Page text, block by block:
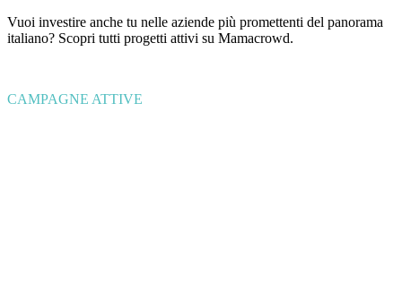
Vuoi investire anche tu nelle aziende più promettenti del panorama
italiano? Scopri tutti progetti attivi su Mamacrowd.
CAMPAGNE ATTIVE